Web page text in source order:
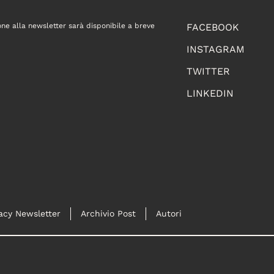
FACEBOOK
INSTAGRAM
TWITTER
LINKEDIN
alla newsletter sarà disponibile a breve
Newsletter Archivio Post Autori